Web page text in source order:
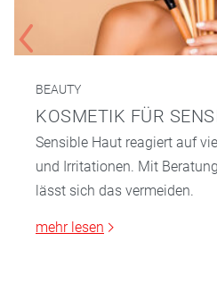
BEAUTY
KOSMETIK FÜR
Sensible Haut reagiert auf
und Irritationen. Mit
lässt sich das vermeiden.
mehr lesen